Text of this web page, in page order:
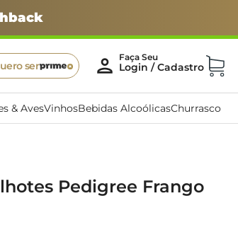
ser
& AvesVinhosBebidas AlcoólicasChurrasco
Pedigree Frango